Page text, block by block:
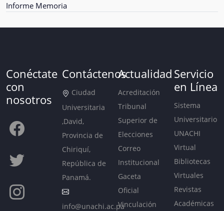
Informe Memoria
Conéctate
con
nosotros
Contáctenos
Ciudad
Universitaria
,David,
Provincia de
Chiriquí,
República de
Panamá.
info@unachi.ac.pa
Actualidad
Acreditación
Tribunal
Superior de
Elecciones
Correo
Institucional
Gaceta
Oficial
Vinculación
Servicio
en Línea
Sistema
Universitario
UNACHI
Virtual
Bibliotecas
Virtuales
Revistas
Académicas